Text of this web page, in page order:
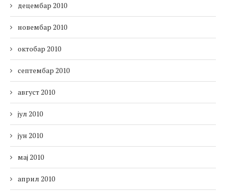
децембар 2010
новембар 2010
октобар 2010
септембар 2010
август 2010
јул 2010
јун 2010
мај 2010
април 2010